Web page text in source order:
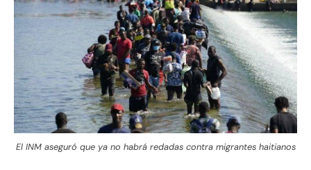
El INM aseguró que ya no habrá redadas contra migrantes haitianos